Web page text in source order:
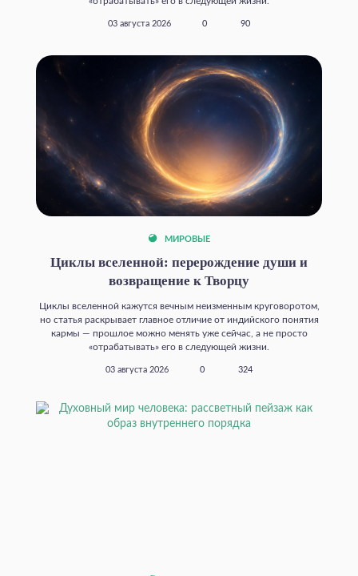
03 августа 2026 0 90
МИРОВЫЕ
Циклы вселенной: перерождение души и
возвращение к Творцу
Циклы вселенной кажутся вечным неизменным круговоротом,
но статья раскрывает главное отличие от индийского понятия
кармы — прошлое можно менять уже сейчас, а не просто
«отрабатывать» его в следующей жизни.
03 августа 2026 0 324